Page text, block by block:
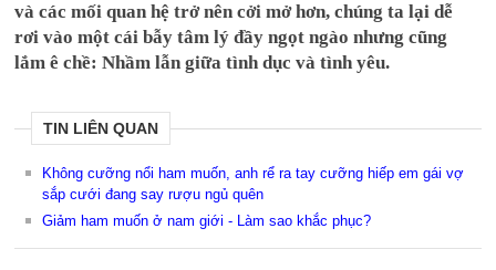
và các mối quan hệ trở nên cởi mở hơn, chúng ta lại dễ
rơi vào một cái bẫy tâm lý đầy ngọt ngào nhưng cũng
lắm ê chề: Nhầm lẫn giữa tình dục và tình yêu.
TIN LIÊN QUAN
Không cưỡng nổi ham muốn, anh rể ra tay cưỡng hiếp em gái vợ
sắp cưới đang say rượu ngủ quên
Giảm ham muốn ở nam giới - Làm sao khắc phục?